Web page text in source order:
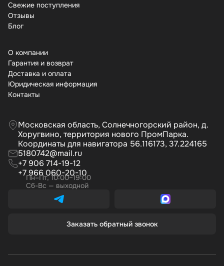
Свежие поступления
Отзывы
Бло
О компании
Гарантия и возврат
Доставка и оплата
Юридическая информация
Контакты
Московская область, Солнечногорский район, д.
Хоругвино, территория нового ПромПарка.
Координаты для навигатора 56.116173, 37.224165
5180742@mail.ru
+7 906 714-19-12
+7 966 060-20-10
Пн–Пт, 10:00–19:00
Сб-Вс — выходной
Заказать обратный звонок